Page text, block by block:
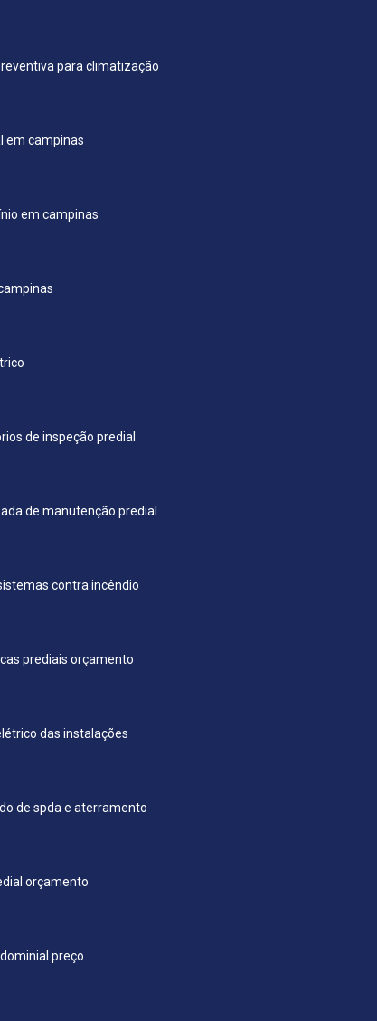
para climatização
em campinas
em campinas
de inspeção predial
de manutenção predial
contra incêndio
prediais orçamento
das instalações
de spda e aterramento
orçamento
preço